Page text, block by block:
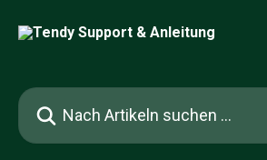
Nach Artikeln suchen …